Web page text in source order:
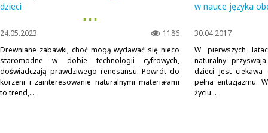
dzieci
▪ ▪ ▪
1186
24.05.2023
Drewniane zabawki, choć mogą wydawać się nieco
staromodne w dobie technologii cyfrowych,
doświadczają prawdziwego renesansu. Powrót do
korzeni i zainteresowanie naturalnymi materiałami
to trend,...
w nauce języka
30.04.2017
W pierwszych
naturalny
dzieci jest ciekawa
pełna entuzjazmu.
życiu...